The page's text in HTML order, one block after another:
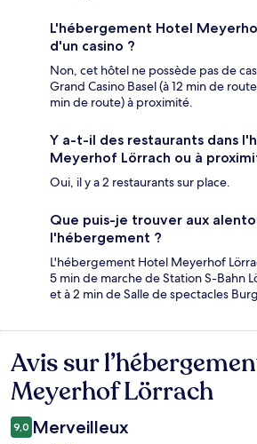
L'hébergement Hotel
d'un casino ?
Non, cet hôtel ne possède pas de
Grand Casino Basel (à 12 min de
min de route) à proximité.
Y a-t-il des restaurants dans
Meyerhof Lörrach ou à
Oui, il y a 2 restaurants sur place.
Que puis-je trouver aux
l'hébergement ?
L'hébergement Hotel Meyerhof
5 min de marche de Station S-Bahn
et à 2 min de Salle de spectacles
Avis
Avis sur
Meyerhof Lörrach
9,0 Merveilleux